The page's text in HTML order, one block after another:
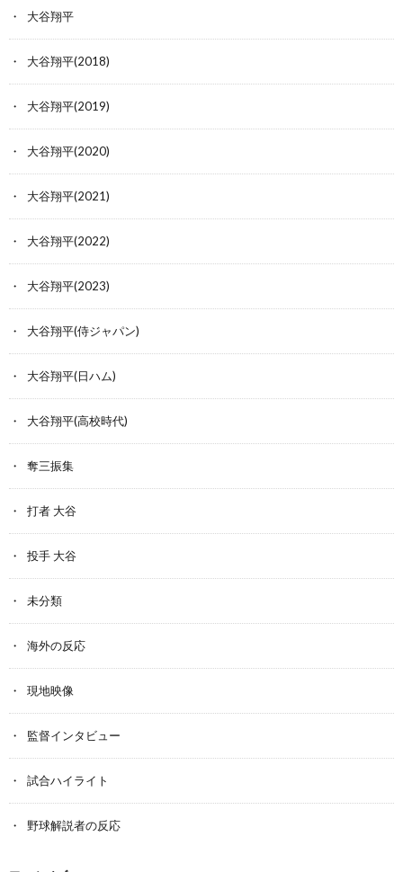
大谷翔平
大谷翔平(2018)
大谷翔平(2019)
大谷翔平(2020)
大谷翔平(2021)
大谷翔平(2022)
大谷翔平(2023)
大谷翔平(侍ジャパン)
大谷翔平(日ハム)
大谷翔平(高校時代)
奪三振集
打者 大谷
投手 大谷
未分類
海外の反応
現地映像
監督インタビュー
試合ハイライト
野球解説者の反応